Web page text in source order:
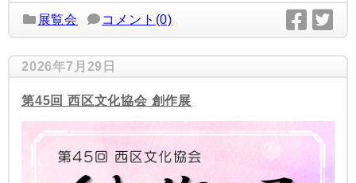
展覧会 コメント(0)
2026年7月29日
第45回 西区文化協会 創作展